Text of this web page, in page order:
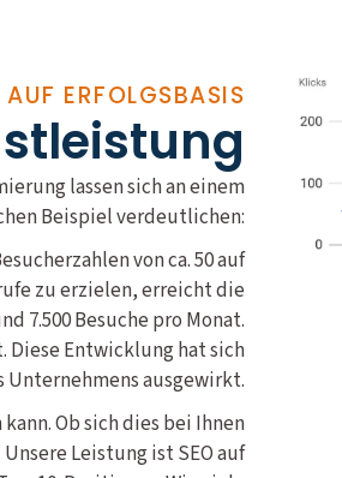
AUF ERFOLGSBASIS
lassen sich an einem
Beispiel verdeutlichen:
von ca. 50 auf
zu erzielen, erreicht die
7.500 Besuche pro Monat.
Diese Entwicklung hat sich
Unternehmens ausgewirkt.
Ob sich dies bei Ihnen
Leistung ist SEO auf